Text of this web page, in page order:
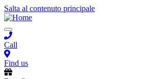
Salta al contenuto principale
Toggle
navigation
Call
Find us